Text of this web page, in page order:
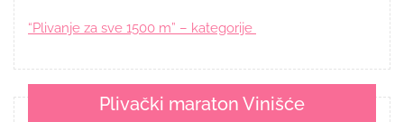
“Plivanje za sve 1500 m” – kategorije
Plivački maraton Vinišće